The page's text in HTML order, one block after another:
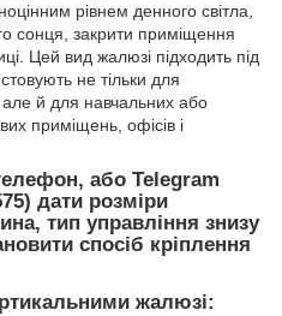
рівнем денного світла,
сонця, закрити приміщення
Цей вид жалюзі підходить під
не тільки для
але й для навчальних або
приміщень, офісів і
або Telegram
дати розміри
тип управління знизу
спосіб кріплення
жалюзі: